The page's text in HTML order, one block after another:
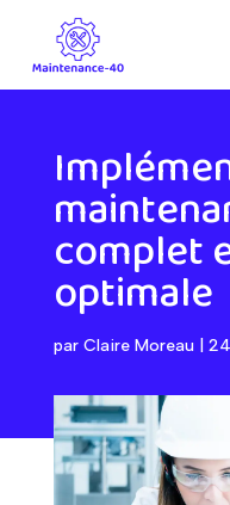
complet
optimale
par Claire Moreau|